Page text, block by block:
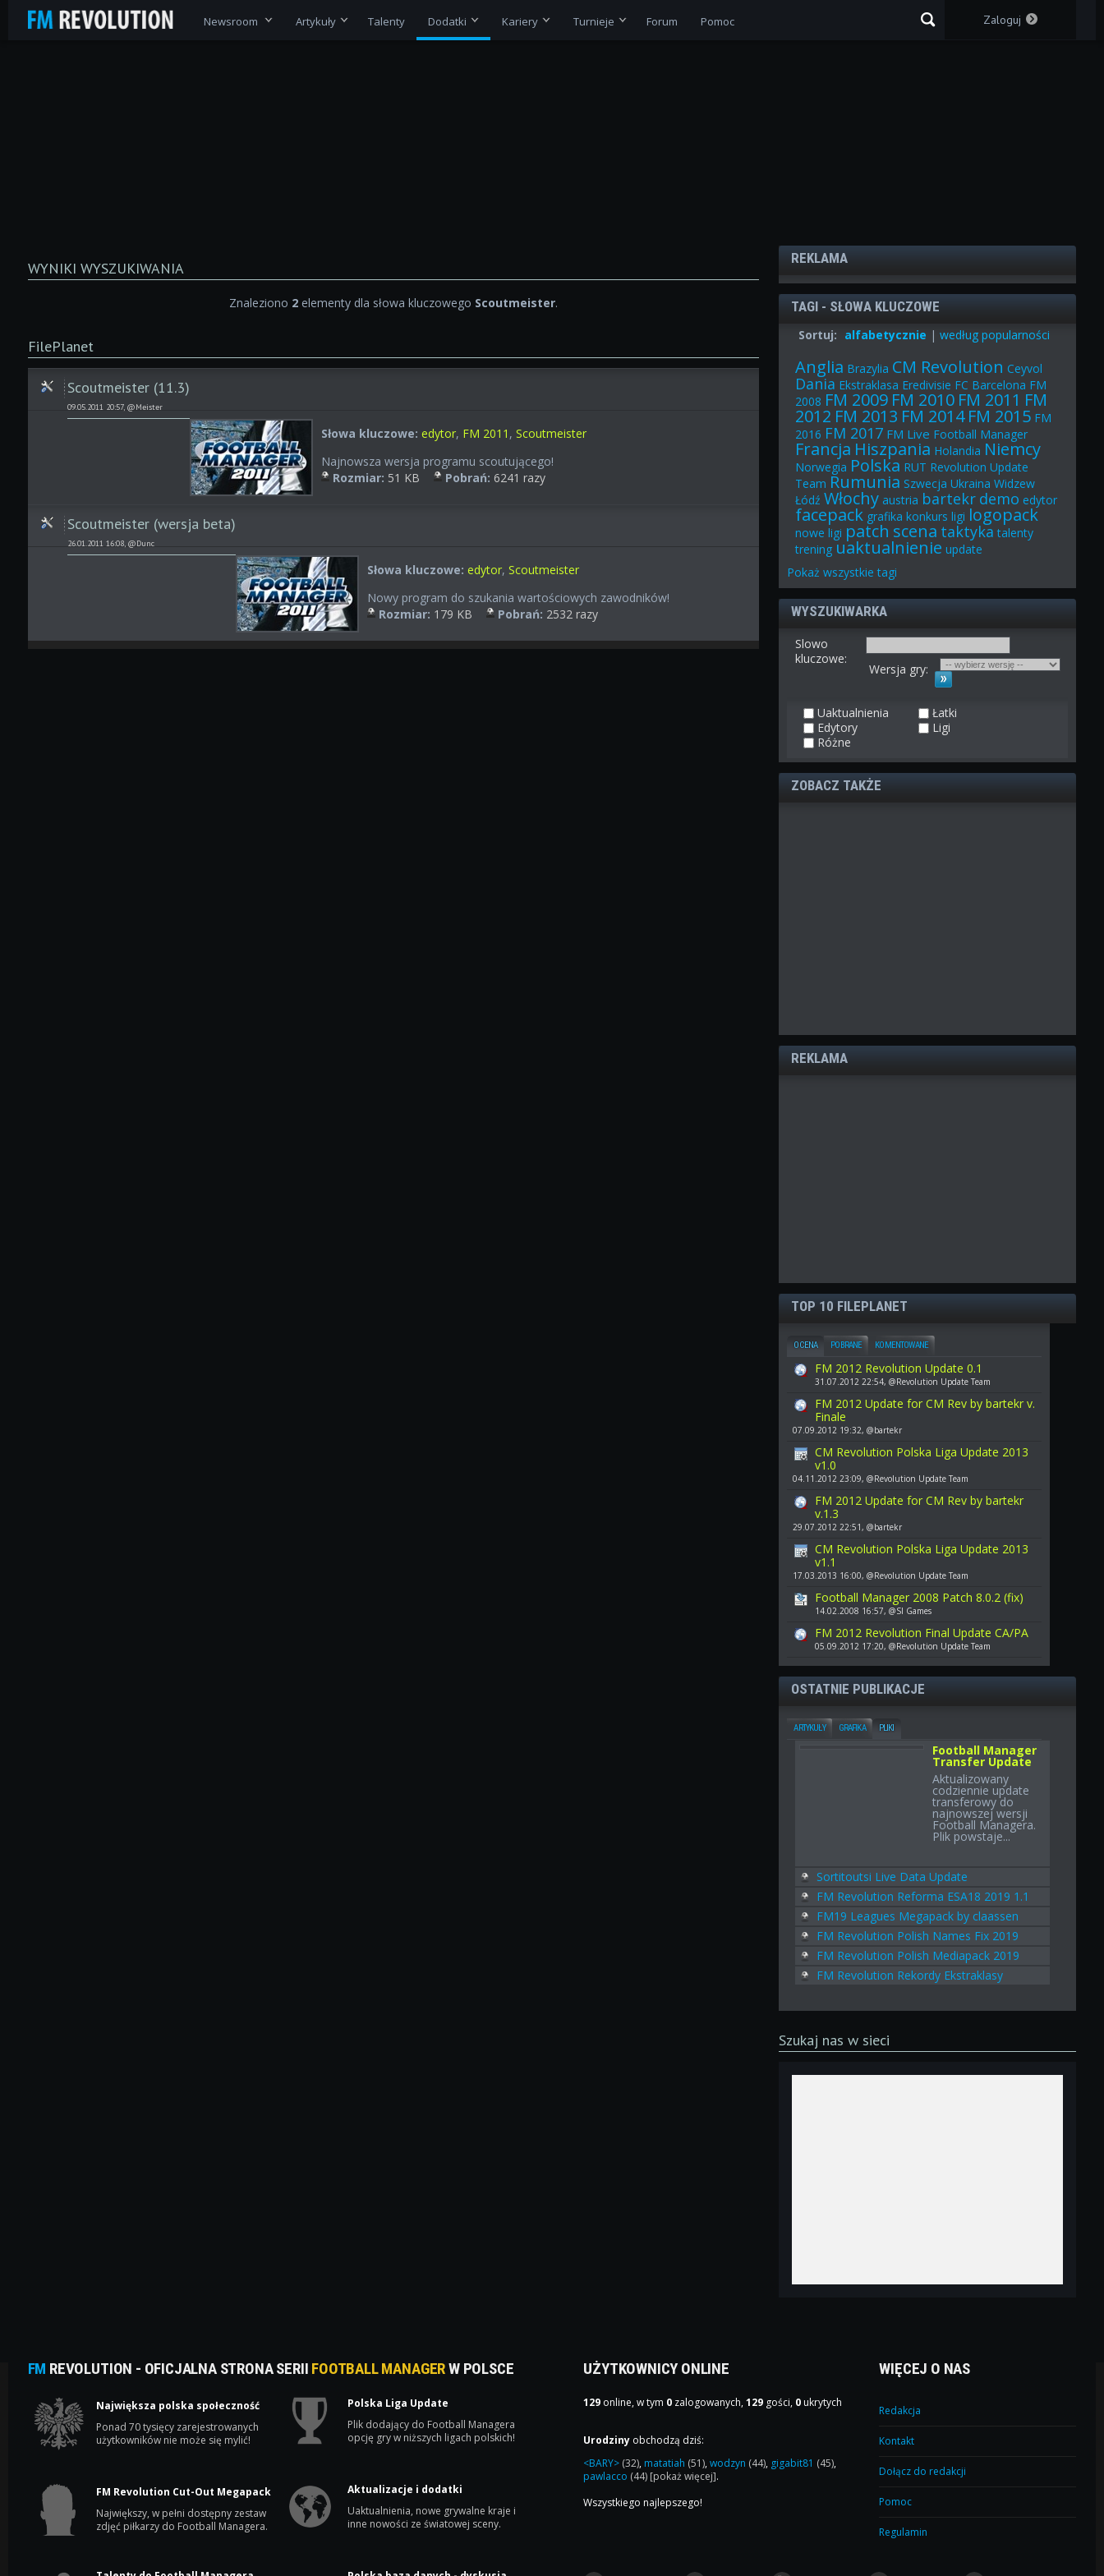
Newsroom Artykuły Talenty Dodatki Kariery Turnieje Forum Pomoc Zaloguj
WYNIKI WYSZUKIWANIA
Znaleziono 2elementy dla słowa kluczowego Scoutmeister.
FilePlanet
Scoutmeister (11.3)
09.05.2011 20:57, @Meister
Słowa kluczowe: edytor, FM 2011 , Scoutmeister
Najnowsza wersja programu scoutującego!
Rozmiar: 51 KB Pobrań: 6241 razy
Scoutmeister (wersja beta)
26.01.2011 16:08, @Dunc
Słowa kluczowe: edytor, Scoutmeister
Nowy program do szukania wartościowych zawodników!
Rozmiar: 179 KB Pobrań: 2532 razy
REKLAMA
TAGI - SŁOWA KLUCZOWE
Sortuj: alfabetycznie |według popularności
Anglia Brazylia CM Revolution Ceyvol
Dania Ekstraklasa Eredivisie FC Barcelona FM
2008 FM 2009 FM 2010 FM 2011 FM
2012 FM 2013 FM 2014 FM 2015 FM
2016 FM 2017 FM Live Football Manager
Francja Hiszpania Holandia Niemcy
Norwegia Polska RUT Revolution Update
Team Rumunia Szwecja Ukraina Widzew
Łódź Włochy austria bartekr demo edytor
facepack grafika konkurs ligi logopack
nowe ligi patch scena taktyka talenty
trening uaktualnienie update
Pokażwszystkie tagi
WYSZUKIWARKA
Slowo
kluczowe:
Wersja gry:
Uaktualnienia
Łatki
Edytory
Ligi
Różne
ZOBACZ TAKŻE
REKLAMA
TOP 10 FILEPLANET
OCENA POBRANE KOMENTOWANE
FM 2012 Revolution Update 0.1
31.07.2012 22:54, @Revolution Update Team
FM 2012 Update for CM Rev by bartekr v.
Finale
07.09.2012 19:32, @bartekr
CM Revolution Polska Liga Update 2013
v1.0
04.11.2012 23:09, @Revolution Update Team
FM 2012 Update for CM Rev by bartekr
v.1.3
29.07.2012 22:51, @bartekr
CM Revolution Polska Liga Update 2013
v1.1
17.03.2013 16:00, @Revolution Update Team
Football Manager 2008 Patch 8.0.2 (fix)
14.02.2008 16:57, @SI Games
FM 2012 Revolution Final Update CA/PA
05.09.2012 17:20, @Revolution Update Team
OSTATNIE PUBLIKACJE
ARTYKUŁY GRAFIKA PLIKI
Football Manager
Transfer Update
Aktualizowany
codziennie update
transferowy do
najnowszej wersji
Football Managera.
Plik powstaje...
Sortitoutsi Live Data Update
FM Revolution Reforma ESA18 2019 1.1
FM19 Leagues Megapack by claassen
FM Revolution Polish Names Fix 2019
FM Revolution Polish Mediapack 2019
FM Revolution Rekordy Ekstraklasy
Szukaj nas w sieci
FM REVOLUTION - OFICJALNA STRONA SERII FOOTBALL MANAGERW POLSCE
Największa polska społeczność
Ponad 70 tysięcy zarejestrowanych
użytkowników nie może się mylić!
Polska Liga Update
Plik dodający do Football Managera
opcję gry w niższych ligach polskich!
FM Revolution Cut-Out Megapack
Największy, w pełni dostępny zestaw
zdjęć piłkarzy do Football Managera.
Aktualizacje i dodatki
Uaktualnienia, nowe grywalne kraje i
inne nowości ze światowej sceny.
UŻYTKOWNICY ONLINE
129 online, w tym 0 zalogowanych,129 gości, 0 ukrytych
Urodziny obchodzą dziś:
<BARY> (32), matatiah (51),wodzyn (44), gigabit81 (45),
pawlacco (44) [pokaż więcej].
Wszystkiego najlepszego!
WIĘCEJ O NAS
Redakcja
Kontakt
Dołącz do redakcji
Pomoc
Regulamin